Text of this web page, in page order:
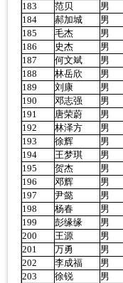
183
范贝 男
184
郝加城 男
185
毛杰 男
186
史杰 男
187
何文斌 男
188
林岳欣 男
189
刘康 男
190
邓志强 男
191
唐荣蔚 男
192
林泽方 男
193
徐辉 男
194
王梦琪 男
195
贺杰 男
196
邓辉 男
197
尹懿 男
198
杨春 男
199
彭缘缘 男
200
王源 男
201
万勇 男
202
李成福 男
203
徐锐 男